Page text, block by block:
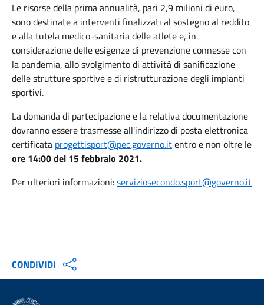
Le risorse della prima annualità, pari 2,9 milioni di euro,
sono destinate a interventi finalizzati al sostegno al reddito
e alla tutela medico-sanitaria delle atlete e, in
considerazione delle esigenze di prevenzione connesse con
la pandemia, allo svolgimento di attività di sanificazione
delle strutture sportive e di ristrutturazione degli impianti
sportivi.
La domanda di partecipazione e la relativa documentazione
dovranno essere trasmesse all'indirizzo di posta elettronica
certificata progettisport@pec.governo.itentro e non oltre le
ore 14:00 del 15 febbraio 2021.
Per ulteriori informazioni:serviziosecondo.sport@governo.it
CONDIVIDI